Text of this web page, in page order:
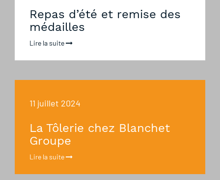
Repas d’été et remise des
médailles
Lire la suite
11 juillet 2024
La Tôlerie chez Blanchet
Groupe
Lire la suite